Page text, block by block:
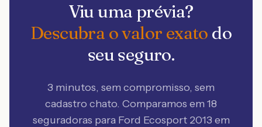
Viu uma prévia?
Descubra o valor exato do
seu seguro.
3 minutos, sem compromisso, sem
cadastro chato. Comparamos em 18
seguradoras para Ford Ecosport 2013 em